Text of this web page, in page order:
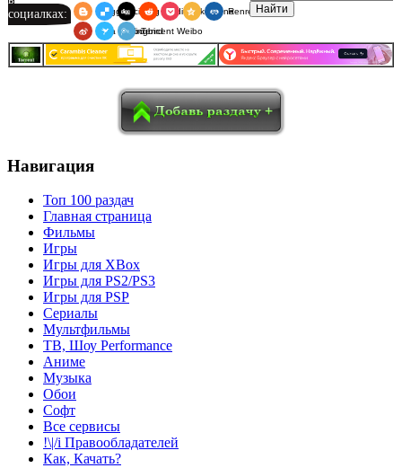
Похвалить
в
социалках:
Я.Мессенджер
ВКонтакте
Одноклассники
Telegram
X ViberWhatsApp
Мой МирPinterest
SkypeTumblrEvernoteLinkedInLiveJournal
BloggerDelicious
Digg redditPocketQzoneRenren
Sina Weibo
SurfingbirdTencent Weibo
Навигация
Топ 100 раздач
Главная страница
Фильмы
Игры
Игры для XBox
Игры для PS2/PS3
Игры для PSP
Сериалы
Мультфильмы
ТВ, Шоу Performance
Аниме
Музыка
Обои
Софт
Все сервисы
!\|/i Правообладателей
Как, Качать?